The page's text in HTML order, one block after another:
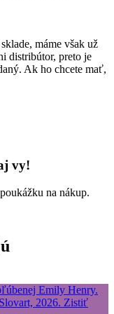
máme však už
distribútor, preto je
Ak ho chcete mať,
vy!
na nákup.